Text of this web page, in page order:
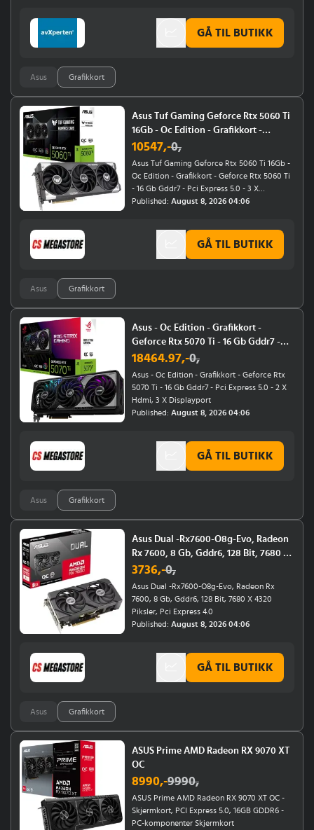
Asus Grafikkort
GÅ TIL BUTIKK
Asus Tuf Gaming Geforce Rtx 5060 Ti
16Gb - Oc Edition - Grafikkort -
Geforce Rtx 5060 Ti - 16 Gb Gddr7 -
Pci Express 5.0 - 3 X Displayport,
Hdmi
10547,-0,
Asus Tuf Gaming Geforce Rtx 5060 Ti 16Gb -
Oc Edition - Grafikkort - Geforce Rtx 5060 Ti
- 16 Gb Gddr7 - Pci Express 5.0 - 3 X
Displayport, Hdmi
Published: August 8, 2026 04:06
Asus Grafikkort
GÅ TIL BUTIKK
Asus - Oc Edition - Grafikkort -
Geforce Rtx 5070 Ti - 16 Gb Gddr7 -
Pci Express 5.0 - 2 X Hdmi, 3 X
18464.97,-0,
Asus - Oc Edition - Grafikkort - Geforce Rtx
5070 Ti - 16 Gb Gddr7 - Pci Express 5.0 - 2 X
Hdmi, 3 X Displayport
Published: August 8, 2026 04:06
Asus Grafikkort
GÅ TIL BUTIKK
Asus Dual -Rx7600-O8g-Evo, Radeon
Rx 7600, 8 Gb, Gddr6, 128 Bit, 7680 X
4320 Piksler, Pci Express 4.0
3736,-0,
Asus Dual -Rx7600-O8g-Evo, Radeon Rx
7600, 8 Gb, Gddr6, 128 Bit, 7680 X 4320
Piksler, Pci Express 4.0
Published: August 8, 2026 04:06
Asus Grafikkort
GÅ TIL BUTIKK
ASUS Prime AMD Radeon RX 9070 XT
OC
8990,-9990,
ASUS Prime AMD Radeon RX 9070 XT OC -
Skjermkort, PCI Express 5.0, 16GB GDDR6 -
PC-komponenter Skjermkort